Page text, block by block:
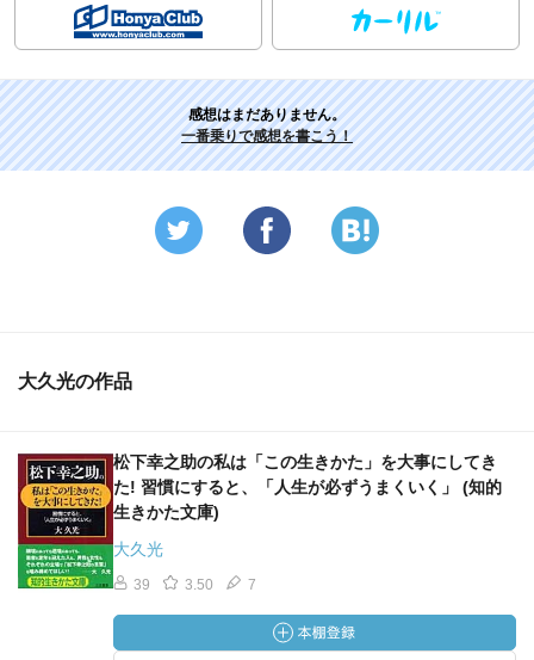
感想はまだありません。
一番乗りで感想を書こう！
大久光の作品
松下幸之助の私は「この生きかた」を大事にしてき
た! 習慣にすると、「人生が必ずうまくいく」 (知的
生きかた文庫)
大久光
39 3.50 7